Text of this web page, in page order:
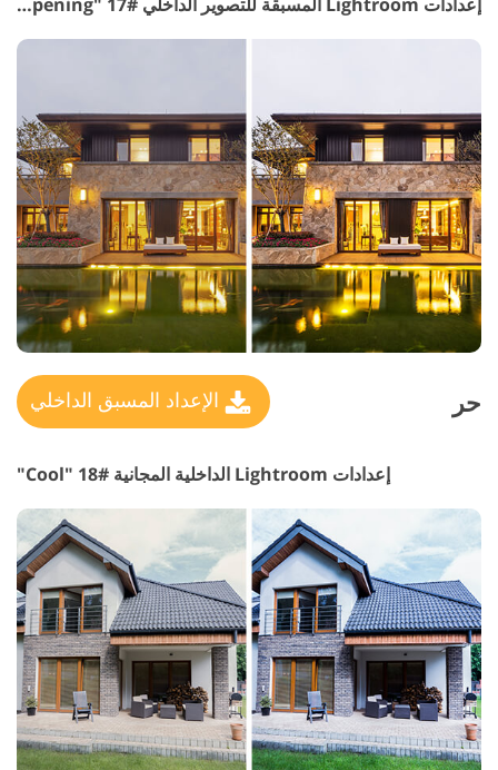
حر الإعداد المسبق الداخلي
إعدادات Lightroom الداخلية المجانية #18 "Cool"